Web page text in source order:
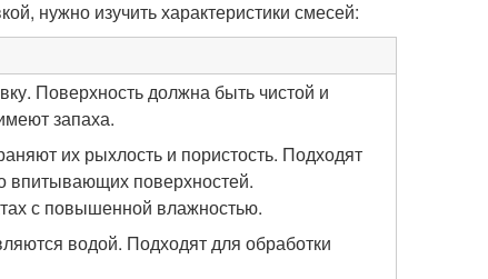
нужно изучить характеристики смесей:
Поверхность должна быть чистой и
запаха.
их рыхлость и пористость. Подходят
впитывающих поверхностей.
с повышенной влажностью.
водой. Подходят для обработки